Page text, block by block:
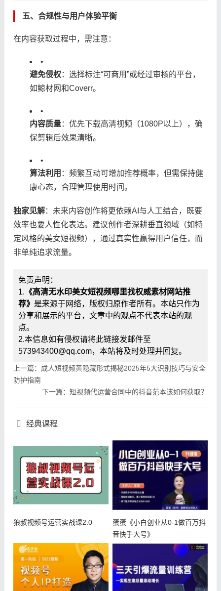
五、合规性与用户体验平衡
在内容获取过程中，需注意：
•
​避免侵权​​：选择标注“可商用”或经过审核的平台，
如鲸材网和Coverr。
•
​内容质量​​：优先下载高清视频（1080P以上），确
保剪辑后效果清晰。
•
​算法利用​ ​：频繁互动可增加推荐概率，但需保持健
康心态，合理管理使用时间。
​独家见解​​：未来内容创作将更依赖AI与人工结合，既要
效率也要人性化表达。建议创作者深耕垂直领域（如特
定风格的美女短视频），通过真实性赢得用户信任，而
非单纯追求流量。
免责声明：
1. 《高清无水印美女短视频哪里找权威素材网站推
荐》 是来源于网络，版权归原作者所有。本站只作为
分享和展示的平台，文章中的观点不代表本站的观
点。
2.本信息如有侵权请将此链接发邮件至
573943400@qq.com，本站将及时处理并回复。
上一篇：成人短视频黄隐藏形式揭秘2025年5大识别技巧与安全
防护指南
下一篇：短视频代运营合同中的抖音范本该如何获取？
经典课程
狼叔视频号运营实战课2.0
蛋蛋《小白创业从0-1做百万抖
音快手大号》